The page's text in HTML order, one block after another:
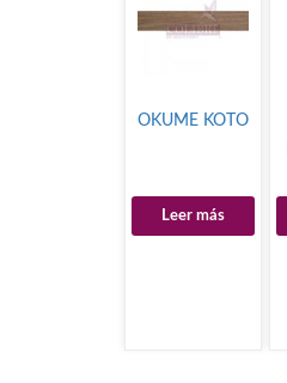
OKUME KOTO
Leer más